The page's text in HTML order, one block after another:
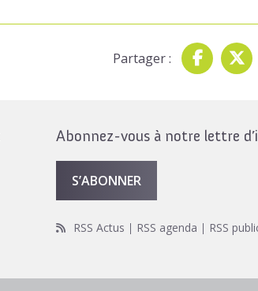
Partager :
Abonnez-vous à notre lettre
S’ABONNER
RSS Actus RSS agenda RSS